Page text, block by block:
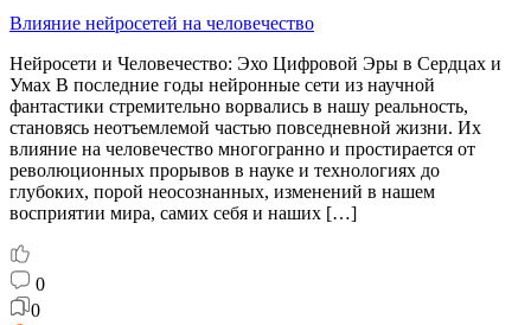
Влияние нейросетей на человечество
Нейросети и Человечество: Эхо Цифровой Эры в Сердцах и
Умах В последние годы нейронные сети из научной
фантастики стремительно ворвались в нашу реальность,
становясь неотъемлемой частью повседневной жизни. Их
влияние на человечество многогранно и простирается от
революционных прорывов в науке и технологиях до
глубоких, порой неосознанных, изменений в нашем
восприятии мира, самих себя и наших […]
0
0